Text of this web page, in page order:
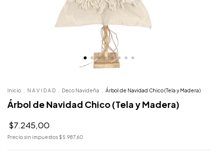
Inicio N A V I D A D Deco Navideña Árbol de Navidad Chico (Tela y Madera)
Árbol de Navidad Chico (Tela y Madera)
$7.245,00
Precio sin impuestos $5.987,60